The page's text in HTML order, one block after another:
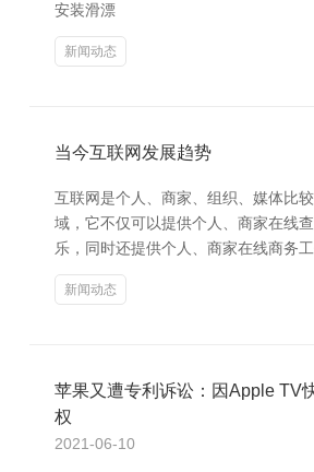
安装滑漂
新闻动态
当今互联网发展趋势
互联网是个人、商家、组织、媒体比
域，它不仅可以提供个人、商家在线
乐，同时还提供个人、商家在线商务工
新闻动态
苹果又遭专利诉讼：因Apple TV
权
2021-06-10